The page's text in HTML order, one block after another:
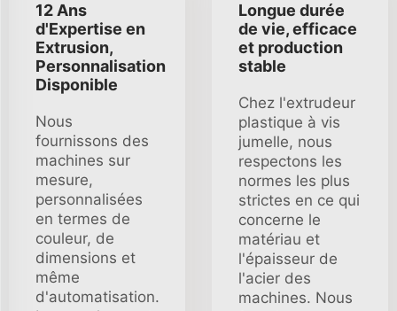
12 Ans
d'Expertise en
Extrusion,
Personnalisation
Disponible
Nous
fournissons des
machines sur
mesure,
personnalisées
en termes de
couleur, de
dimensions et
même
d'automatisation.
Longue durée
de vie, efficace
et production
stable
Chez l'extrudeur
plastique à vis
jumelle, nous
respectons les
normes les plus
strictes en ce qui
concerne le
matériau et
l'épaisseur de
l'acier des
machines. Nous